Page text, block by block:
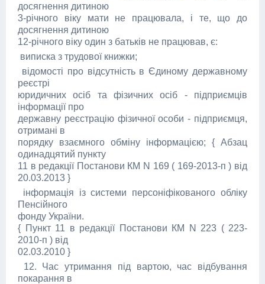
досягнення дитиною
3-річного віку мати не працювала, і те, що до
досягнення дитиною
12-річного віку один з батьків не працював, є:
виписка з трудової книжки;
відомості про відсутність в Єдиному державному
реєстрі
юридичних осіб та фізичних осіб - підприємців
інформації про
державну реєстрацію фізичної особи - підприємця,
отримані в
порядку взаємного обміну інформацією; { Абзац
одинадцятий пункту
11 в редакції Постанови КМ N 169 ( 169-2013-п ) від
20.03.2013 }
інформація із системи персоніфікованого обліку
Пенсійного
фонду України.
{ Пункт 11 в редакції Постанови КМ N 223 ( 223-
2010-п ) від
02.03.2010 }
12. Час утримання під вартою, час відбування
покарання в